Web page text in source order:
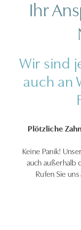
Ihr
Wir sind
auch an
Plötzliche
Keine Panik!
auch außerhalb
Rufen Sie